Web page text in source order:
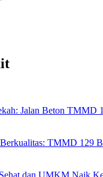
Jalan Beton TMMD
TMMD 129